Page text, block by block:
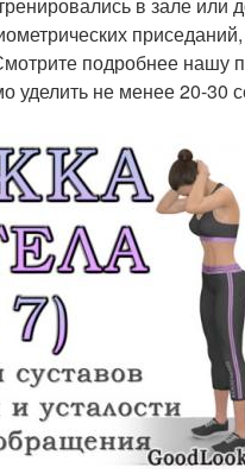
подробнее нашу
не менее 20-30